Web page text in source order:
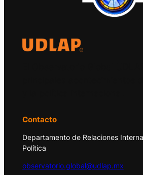
Contacto
Departamento de Relaciones
Política
observatorio.global@udlap.mx